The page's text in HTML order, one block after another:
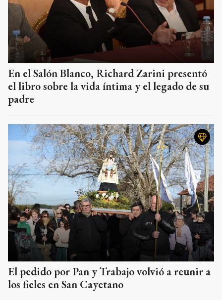
En el Salón Blanco, Richard Zarini presentó
el libro sobre la vida íntima y el legado de su
padre
El pedido por Pan y Trabajo volvió a reunir a
los fieles en San Cayetano